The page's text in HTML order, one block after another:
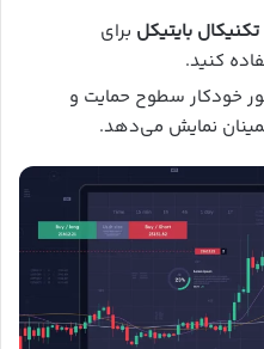
بایتیکل برای
کنید.
خودکار سطوح حمایت و
نمایش می‌دهد.